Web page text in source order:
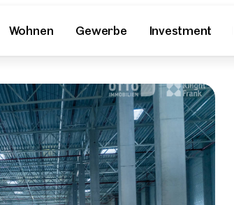
Wohnen Gewerbe Investment